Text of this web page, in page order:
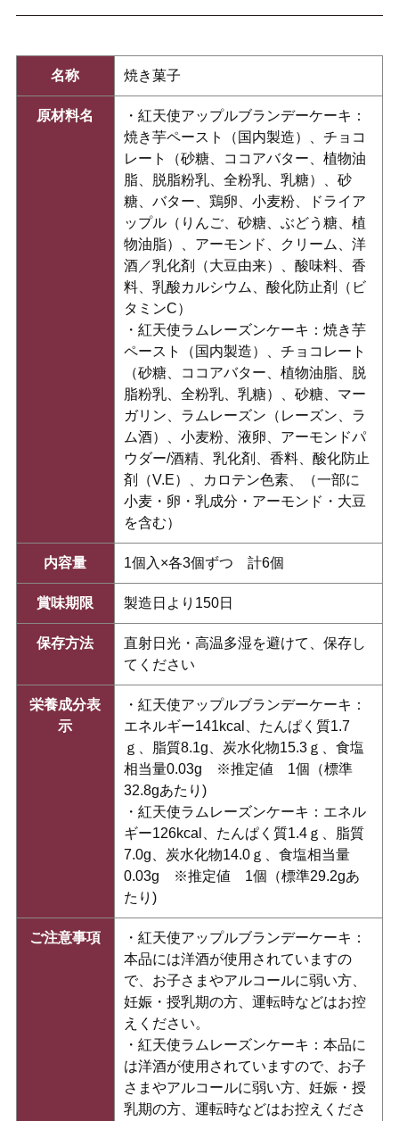
名称 焼き菓子
原材料名
・紅天使アップルブランデーケーキ：
焼き芋ペースト（国内製造）、チョコ
レート（砂糖、ココアバター、植物油
脂、脱脂粉乳、全粉乳、乳糖）、砂
糖、バター、鶏卵、小麦粉、ドライア
ップル（りんご、砂糖、ぶどう糖、植
物油脂）、アーモンド、クリーム、洋
酒／乳化剤（大豆由来）、酸味料、香
料、乳酸カルシウム、酸化防止剤（ビ
タミンC）
・紅天使ラムレーズンケーキ：焼き芋
ペースト（国内製造）、チョコレート
（砂糖、ココアバター、植物油脂、脱
脂粉乳、全粉乳、乳糖）、砂糖、マー
ガリン、ラムレーズン（レーズン、ラ
ム酒）、小麦粉、液卵、アーモンドパ
ウダー/酒精、乳化剤、香料、酸化防止
剤（V.E）、カロテン色素、（一部に
小麦・卵・乳成分・アーモンド・大豆
を含む）
内容量 1個入×各3個ずつ 計6個
賞味期限 製造日より150日
保存方法
直射日光・高温多湿を避けて、保存し
てください
栄養成分表
示
・紅天使アップルブランデーケーキ：
エネルギー141kcal、たんぱく質1.7
ｇ、脂質8.1g、炭水化物15.3ｇ、食塩
相当量0.03g ※推定値 1個（標準
32.8gあたり)
・紅天使ラムレーズンケーキ：エネル
ギー126kcal、たんぱく質1.4ｇ、脂質
7.0g、炭水化物14.0ｇ、食塩相当量
0.03g ※推定値 1個（標準29.2gあ
たり)
ご注意事項
・紅天使アップルブランデーケーキ：
本品には洋酒が使用されていますの
で、お子さまやアルコールに弱い方、
妊娠・授乳期の方、運転時などはお控
えください。
・紅天使ラムレーズンケーキ：本品に
は洋酒が使用されていますので、お子
さまやアルコールに弱い方、妊娠・授
乳期の方、運転時などはお控えくださ